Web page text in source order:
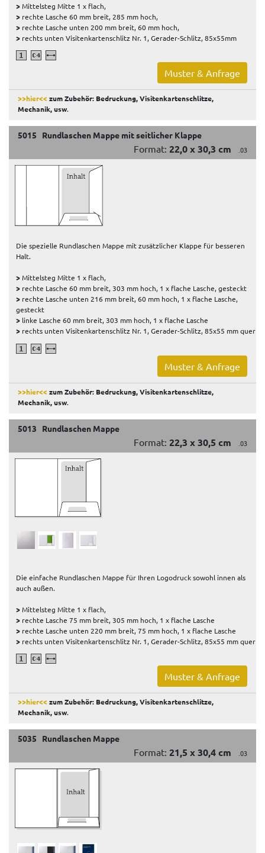
>Mittelsteg Mitte 1 x flach,
> rechte Lasche 60 mm breit, 285 mm hoch,
> rechte Lasche unten 200 mm breit, 60 mm hoch,
> rechts unten Visitenkartenschlitz Nr. 1, Gerader-Schlitz, 85x55mm
Muster & Anfrage
>>hier<<zum Zubehör: Bedruckung, Visitenkartenschlitze,
Mechanik, usw.
5015 Rundlaschen Mappe mit seitlicher Klappe
Format: 22,0 x 30,3 cm .03
Die spezielle Rundlaschen Mappe mit zusätzlicher Klappe für besseren
Halt.
>Mittelsteg Mitte 1 x flach,
> rechte Lasche 60 mm breit, 303 mm hoch, 1 x flache Lasche, gesteckt
> rechte Lasche unten 216 mm breit, 60 mm hoch, 1 x flache Lasche,
gesteckt
> linke Lasche 60 mm breit, 303 mm hoch, 1 x flache Lasche
> rechts unten Visitenkartenschlitz Nr. 1, Gerader-Schlitz, 85x55 mm quer
Muster & Anfrage
>>hier<<zum Zubehör: Bedruckung, Visitenkartenschlitze,
Mechanik, usw.
5013 Rundlaschen Mappe
Format: 22,3 x 30,5 cm .03
Die einfache Rundlaschen Mappe für Ihren Logodruck sowohl innen als
auch außen.
>Mittelsteg Mitte 1 x flach,
> rechte Lasche 75 mm breit, 305 mm hoch, 1 x flache Lasche
> rechte Lasche unten 220 mm breit, 75 mm hoch, 1 x flache Lasche
> rechts unten Visitenkartenschlitz Nr. 1, Gerader-Schlitz, 85x55 mm quer
Muster & Anfrage
>>hier<<zum Zubehör: Bedruckung, Visitenkartenschlitze,
Mechanik, usw.
5035 Rundlaschen Mappe
Format: 21,5 x 30,4 cm .03